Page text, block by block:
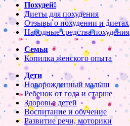
Похудей!
Диеты для похудения
Отзывы о похудении и диетах
Народные средства похудения
Семья
Копилка женского опыта
Дети
Новорожденный малыш
Ребенок от года и старше
Здоровье детей
Воспитание и обучение
Развитие речи, моторики